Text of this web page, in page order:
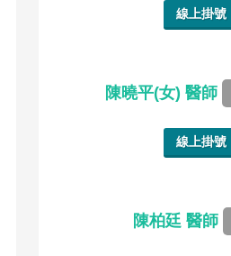
線上掛號
陳曉平(女) 醫師
線上掛號
陳柏廷 醫師